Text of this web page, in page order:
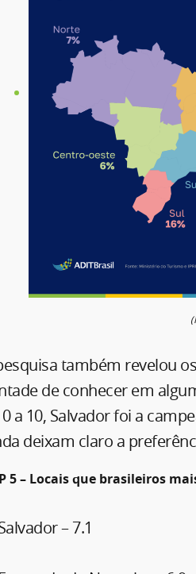
também revelou
de conhecer em
a 10, Salvador foi a
deixam claro a
5 – Locais que brasileiros
– 7.1